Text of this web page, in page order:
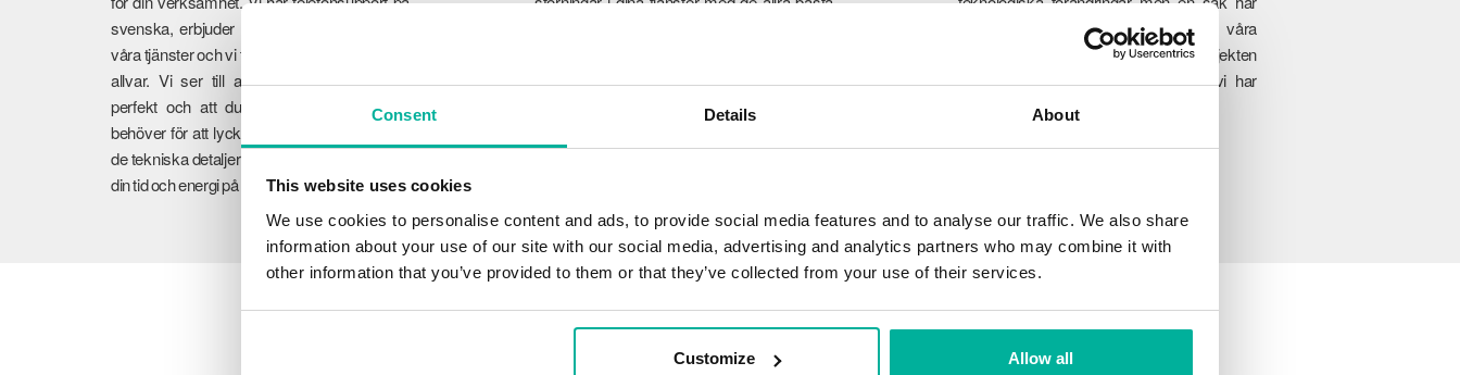
Consent Details About
This website uses cookies
We use cookies to personalise content and ads, to provide social media features and to analyse our traffic. We also share
information about your use of our site with our social media, advertising and analytics partners who may combine it with
other information that you’ve provided to them or that they’ve collected from your use of their services.
Customize Allow all
svenska, erbjuder 30 dagars öppet köp på
våra tjänster och vi tar er feedback på största
allvar. Vi ser till att dina tjänster fungerar
perfekt och att du får den vägledning du
behöver för att lyckas online. Vi tar hand om
de tekniska detaljerna så att du kan fokusera
din tid och energi på din verksamhet.
tekniska plattform är optimerad för hastighet,
skalbarhet och stabilitet med 99,9% upptid
aldrig förändrats, engagemanget i våra
kunders framgång. Från de minsta projekten
till fullskaliga företagsverksamheter, vi har
tjänsten som passar er perfekt.
Vår garanti